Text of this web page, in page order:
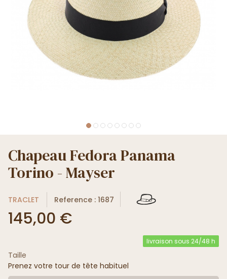
Chapeau Fedora Panama
Torino - Mayser
TRACLET Reference : 1687
145,00 €
livraison sous 24/48 h
Taille
Prenez votre tour de tête habituel